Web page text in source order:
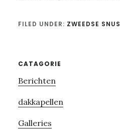
FILED UNDER: ZWEEDSE SNUS
Primary
Sidebar
CATAGORIE
Berichten
dakkapellen
Galleries